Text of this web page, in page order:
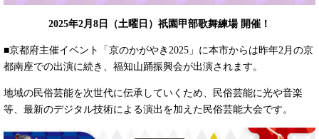
2025年2月8日（土曜日）祇園甲部歌舞練場 開催！
■京都府主催イベント「京のかがやき2025」に本市からは昨年2月の京
都南座での出演に続き、福知山踊振興会が出演されます。
地域の民俗芸能を次世代に伝承していくため、民俗芸能に光や音楽
等、最新のデジタル技術による演出を加えた民俗芸能大会です。